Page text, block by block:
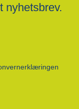
nyhetsbrev.